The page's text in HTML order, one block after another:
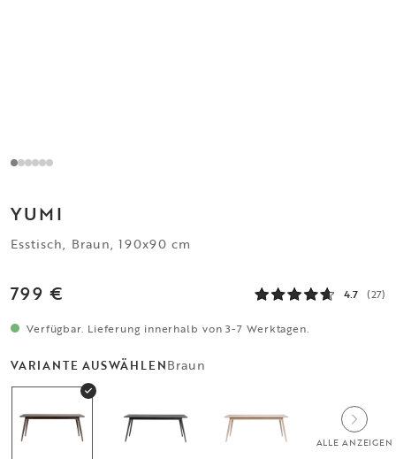
YUMI
Esstisch, Braun, 190x90 cm
799 € 4.7 (27)
Verfügbar. Lieferung innerhalb von 3-7 Werktagen.
VARIANTE AUSWÄHLENBraun
ALLE ANZEIGEN